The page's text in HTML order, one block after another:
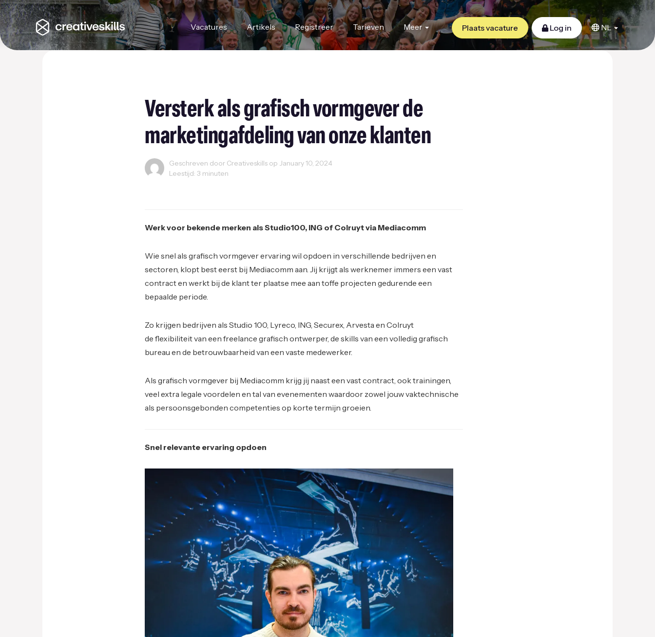
Vacatures Artikels Registreer Tarieven Meer Plaats vacature Log in NL
Versterk als grafisch vormgever de
marketingafdeling van onze klanten
Geschreven door Creativeskills op January 10, 2024
Leestijd: 3 minuten
Werk voor bekende merken als Studio100, ING of Colruyt via Mediacomm
Wie snel als grafisch vormgever ervaring wil opdoen in verschillende bedrijven en
sectoren, klopt best eerst bij Mediacomm aan. Jij krijgt als werknemer immers een vast
contract en werkt bij de klant ter plaatse mee aan toffe projecten gedurende een
bepaalde periode.
Zo krijgen bedrijven als Studio 100, Lyreco, ING, Securex, Arvesta en Colruyt
de flexibiliteit van een freelance grafisch ontwerper, de skills van een volledig grafisch
bureau en de betrouwbaarheid van een vaste medewerker.
Als grafisch vormgever bij Mediacomm krijg jij naast een vast contract, ook trainingen,
veel extra legale voordelen en tal van evenementen waardoor zowel jouw vaktechnische
als persoonsgebonden competenties op korte termijn groeien.
Snel relevante ervaring opdoen